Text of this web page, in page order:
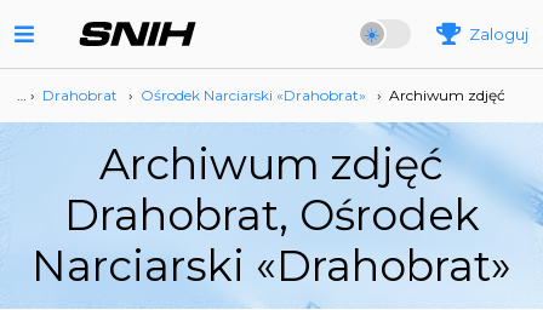
Zaloguj
… › Drahobrat › Ośrodek Narciarski «Drahobrat» › Archiwum zdjęć
Archiwum zdjęć
Drahobrat, Ośrodek
Narciarski «Drahobrat»